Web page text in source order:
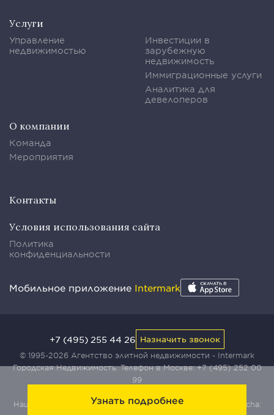
Узнать подробнее
Услуги
Управление
недвижимостью
Инвестиции в
зарубежную
недвижимость
Иммиграционные услуги
Аналитика для
девелоперов
О компании
Команда
Мероприятия
Контакты
Условия использования сайта
Политика
конфиденциальности
Мобильное приложение Intermark
© 1995-2026 Агентство элитной недвижимости - Intermark
Городская Недвижимость. Телефон в Москве:+7 (495) 252 00
99
Наш сайт защищен с помощью сервиса Yandex SmartCaptcha:
+7 (495) 255 44 26 Назначить звонок